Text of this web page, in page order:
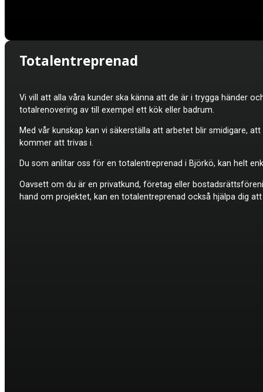
Totalentreprenad
Vi vill att alla våra kunder ska känna att de är i trygga händer
totalrenovering av till exempel ett kök eller badrum.
Med vår kunskap kan vi säkerställa att arbetet blir smidigare,
kommer att trivas i.
Du som anlitar oss för en totalentreprenad i Björkö, kan helt
Oavsett om du är en privatkund, företag eller
hand om projektet, kan en totalentreprenad också hjälpa dig